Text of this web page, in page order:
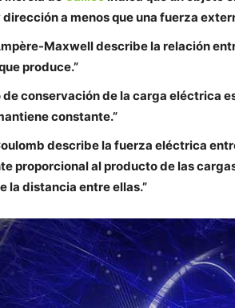
a menos que una fuerza
Maxwell describe la relación
produce.”
de conservación de la carga eléctrica
constante.”
describe la fuerza eléctrica
proporcional al producto de las
la distancia entre ellas.”